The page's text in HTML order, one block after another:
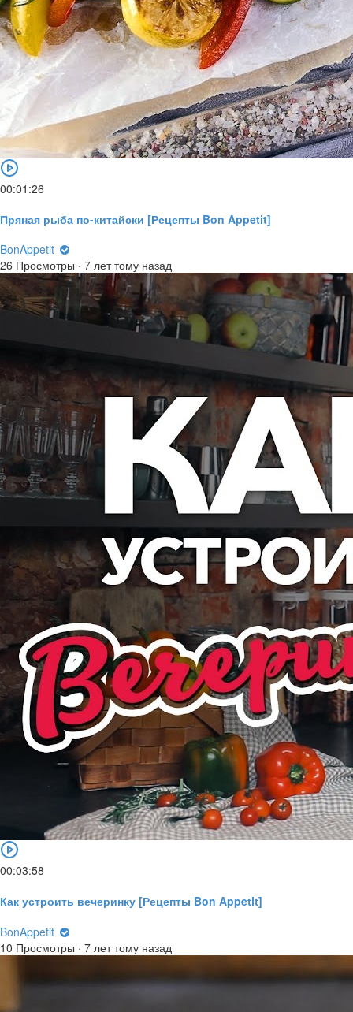
00:01:26
Пряная рыба по-китайски [Рецепты Bon Appetit]
BonAppetit
26 Просмотры · 7 лет тому назад
00:03:58
Как устроить вечеринку [Рецепты Bon Appetit]
BonAppetit
10 Просмотры · 7 лет тому назад